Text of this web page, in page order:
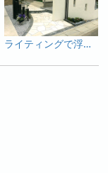
ライティングで浮かび上がる白い塗り壁と乱形石のアプローチが幻想的な外構